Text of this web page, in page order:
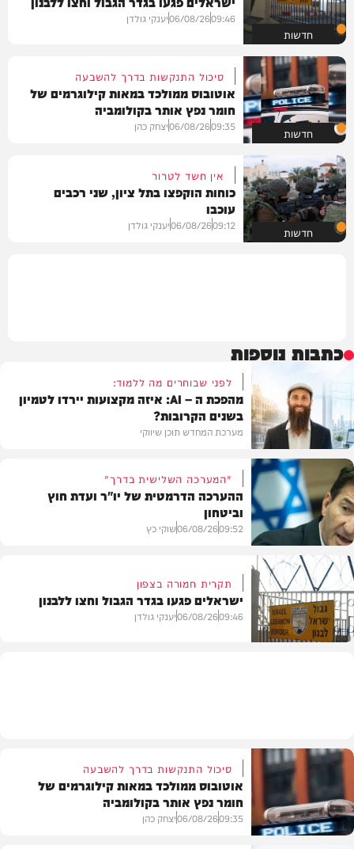
חדשות
09:46
06/08/26יענקי גולדן
חדשות
סיכול התנקשות בדרך להשבעה
אוטובוס ממולכד במאות קילוגרמים של
חומר נפץ אותר בקולומביה
09:35
06/08/26יצחק כהן
חדשות
אין חשד לטרור
כוחות הוקפצו בתל ציון, שני רכבים
עוכבו
09:12
06/08/26יענקי גולדן
כתבות נוספות
תוכן שיווקי
לפני שבוחרים מה ללמוד:
מהפכת ה – AI: איזה מקצועות יירדו לטמיון
בשנים הקרובות?
מערכת המחדש תוכן שיווקי
חדשות
"המערכה השלישית בדרך"
ההערכה הדרמטית של יו"ר ועדת חוץ
וביטחון
09:52
06/08/26שוקי כץ
תקרית חמורה בצפון
ישראלים פגעו בגדר הגבול וחצו ללבנון
09:46
06/08/26יענקי גולדן
סיכול התנקשות בדרך להשבעה
אוטובוס ממולכד במאות קילוגרמים של
חומר נפץ אותר בקולומביה
09:35
06/08/26יצחק כהן